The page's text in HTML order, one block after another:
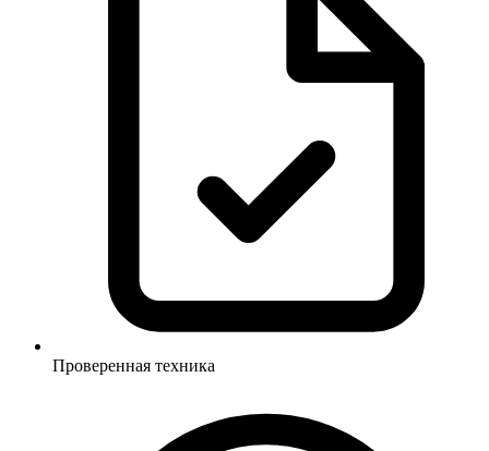
Проверенная техника